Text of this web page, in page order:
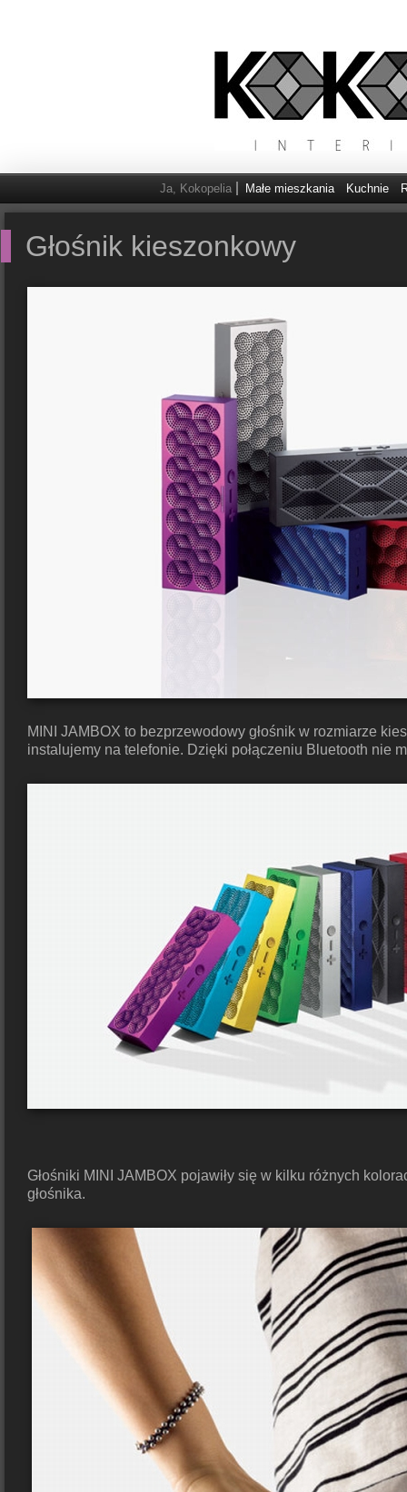
Ja, Kokopelia Małe mieszkania Kuchnie
Głośnik kieszonkowy
MINI JAMBOX to bezprzewodowy głośnik w rozmiarze
instalujemy na telefonie. Dzięki połączeniu Bluetooth nie
Głośniki MINI JAMBOX pojawiły się w kilku różnych
głośnika.